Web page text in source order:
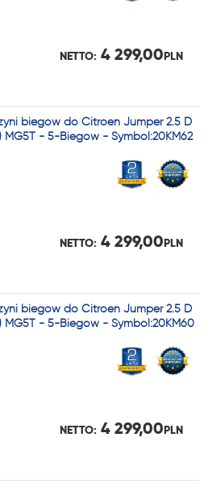
NETTO: 4 299,00PLN
biegów do Citroen Jumper 2.5 D
MG5T - 5-Biegów - Symbol:20KM62
NETTO: 4 299,00PLN
biegów do Citroen Jumper 2.5 D
MG5T - 5-Biegów - Symbol:20KM60
NETTO: 4 299,00PLN